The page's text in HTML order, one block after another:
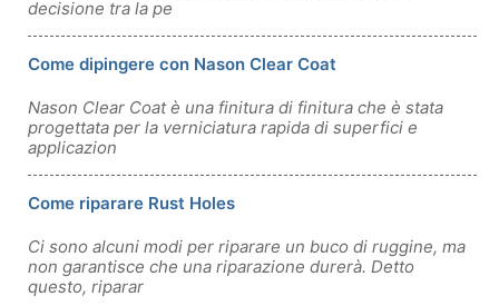
decisione tra la pe
Come dipingere con Nason Clear Coat
Nason Clear Coat è una finitura di finitura che è stata
progettata per la verniciatura rapida di superfici e
applicazion
Come riparare Rust Holes
Ci sono alcuni modi per riparare un buco di ruggine, ma
non garantisce che una riparazione durerà. Detto
questo, riparar